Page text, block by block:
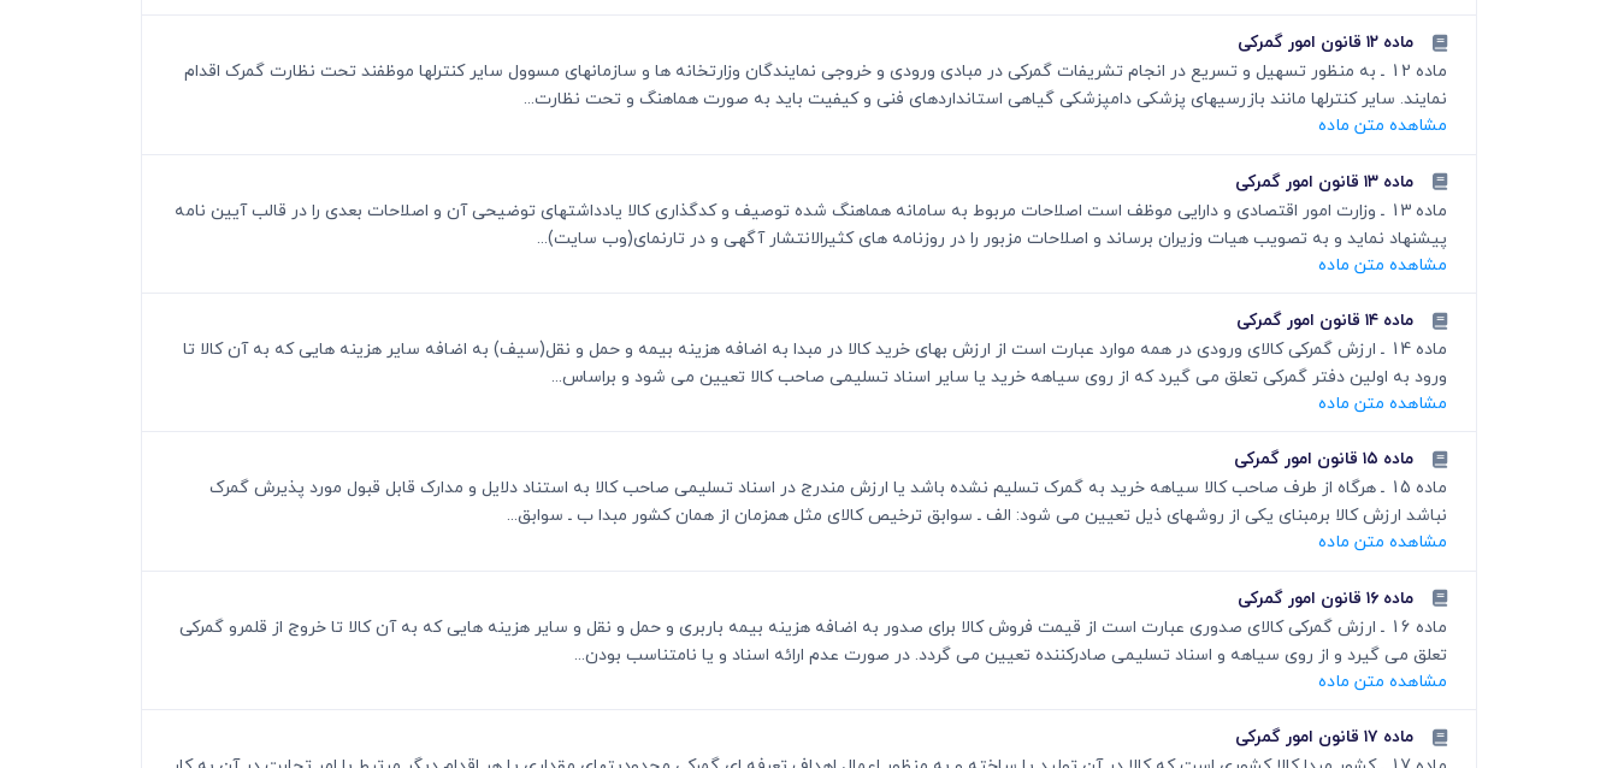
ماده ۱۲ قانون امور گمرکی
ماده 12 ـ به منظور تسهیل و تسریع در انجام تشریفات گمرکی در مبادی ورودی و خروجی نمایندگان وزارتخانه ها و سازمانهای مسوول سایر کنترلها موظفند تحت نظارت گمرک اقدام
نمایند. سایر کنترلها مانند بازرسیهای پزشکی دامپزشکی گیاهی استانداردهای فنی و کیفیت باید به صورت هماهنگ و تحت نظارت...
مشاهده متن ماده
ماده ۱۳ قانون امور گمرکی
ماده 13 ـ وزارت امور اقتصادی و دارایی موظف است اصلاحات مربوط به سامانه هماهنگ شده توصیف و کدگذاری کالا یادداشتهای توضیحی آن و اصلاحات بعدی را در قالب آیین نامه
پیشنهاد نماید و به تصویب هیات وزیران برساند و اصلاحات مزبور را در روزنامه های کثیرالانتشار آگهی و در تارنمای(وب سایت)...
مشاهده متن ماده
ماده ۱۴ قانون امور گمرکی
ماده 14 ـ ارزش گمرکی کالای ورودی در همه موارد عبارت است از ارزش بهای خرید کالا در مبدا به اضافه هزینه بیمه و حمل و نقل(سیف) به اضافه سایر هزینه هایی که به آن کالا تا
ورود به اولین دفتر گمرکی تعلق می گیرد که از روی سیاهه خرید یا سایر اسناد تسلیمی صاحب کالا تعیین می شود و براساس...
مشاهده متن ماده
ماده ۱۵ قانون امور گمرکی
ماده 15 ـ هرگاه از طرف صاحب کالا سیاهه خرید به گمرک تسلیم نشده باشد یا ارزش مندرج در اسناد تسلیمی صاحب کالا به استناد دلایل و مدارک قابل قبول مورد پذیرش گمرک
نباشد ارزش کالا برمبنای یکی از روشهای ذیل تعیین می شود: الف ـ سوابق ترخیص کالای مثل همزمان از همان کشور مبدا ب ـ سوابق...
مشاهده متن ماده
ماده ۱۶ قانون امور گمرکی
ماده 16 ـ ارزش گمرکی کالای صدوری عبارت است از قیمت فروش کالا برای صدور به اضافه هزینه بیمه باربری و حمل و نقل و سایر هزینه هایی که به آن کالا تا خروج از قلمرو گمرکی
تعلق می گیرد و از روی سیاهه و اسناد تسلیمی صادرکننده تعیین می گردد. در صورت عدم ارائه اسناد و یا نامتناسب بودن...
مشاهده متن ماده
ماده ۱۷ قانون امور گمرکی